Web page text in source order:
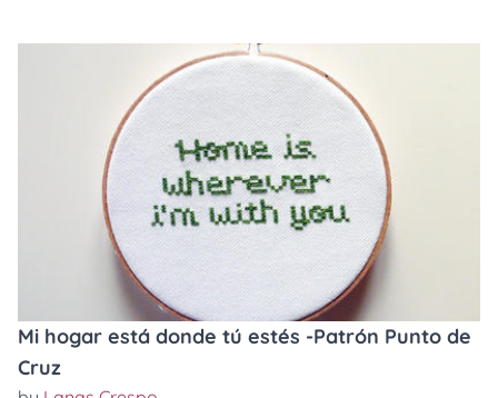
Mi hogar está donde tú estés -Patrón Punto de
Cruz